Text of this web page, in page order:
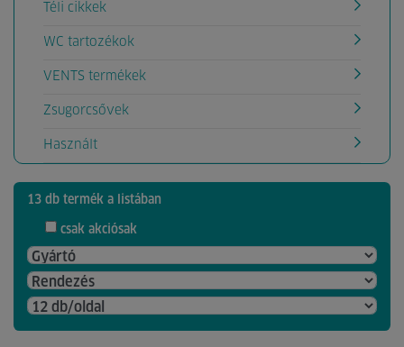
Téli cikkek
WC tartozékok
VENTS termékek
Zsugorcsővek
Használt
13 db termék a listában
csak akciósak